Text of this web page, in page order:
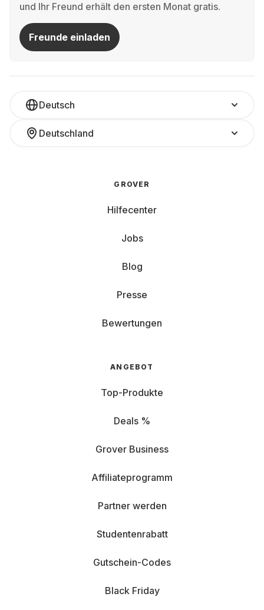
und Ihr Freund erhält den ersten Monat gratis.
Freunde einladen
Deutsch
Deutschland
GROVER
Hilfecenter
Jobs
Blog
Presse
Bewertungen
ANGEBOT
Top-Produkte
Deals %
Grover Business
Affiliateprogramm
Partner werden
Studentenrabatt
Gutschein-Codes
Black Friday